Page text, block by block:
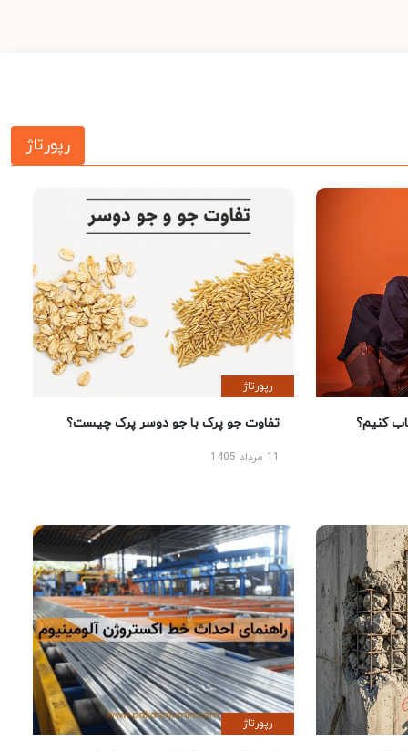
رپورتاژ
کنیم؟
رپورتاژ
تفاوت جو پرک با جو دوسر پرک چیست؟
رپورتاژ